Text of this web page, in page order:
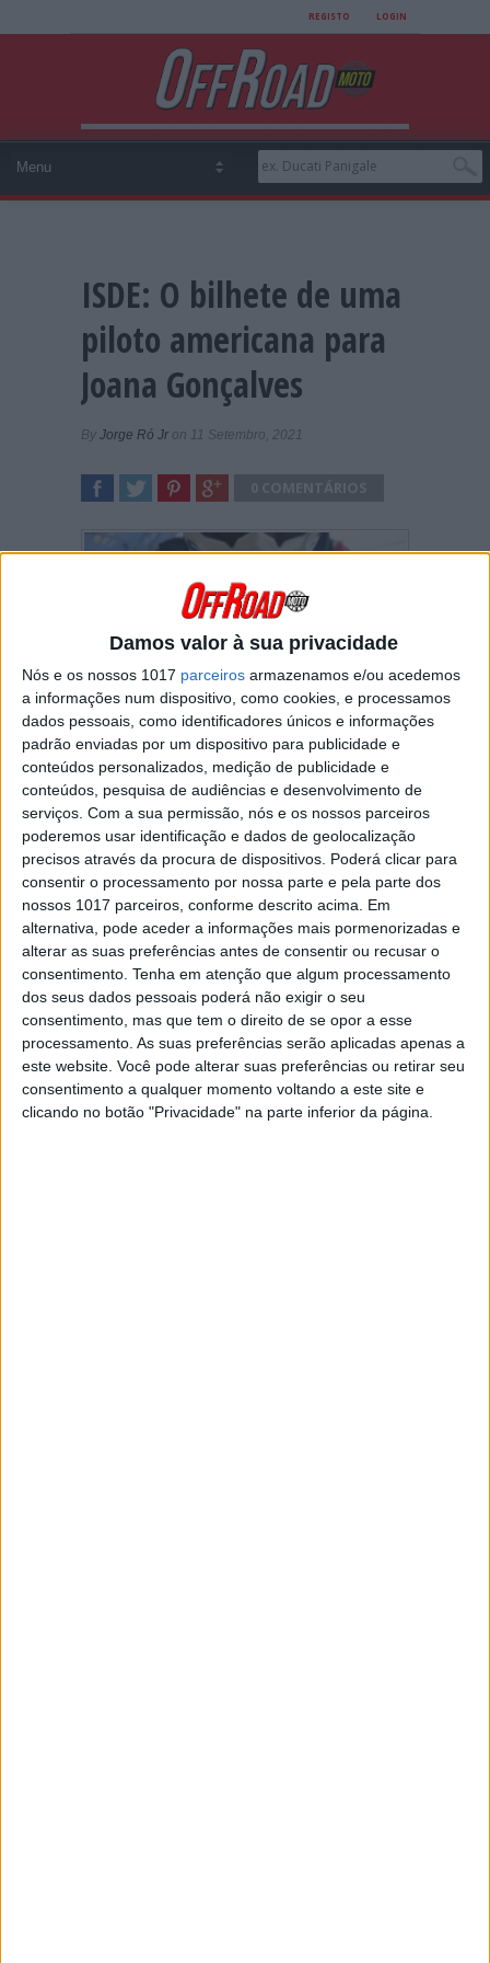
Damos valor à sua privacidade
Nós e os nossos 1017 parceiros armazenamos e/ou acedemos
a informações num dispositivo, como cookies, e processamos
dados pessoais, como identificadores únicos e informações
padrão enviadas por um dispositivo para publicidade e
conteúdos personalizados, medição de publicidade e
conteúdos, pesquisa de audiências e desenvolvimento de
serviços. Com a sua permissão, nós e os nossos parceiros
poderemos usar identificação e dados de geolocalização
precisos através da procura de dispositivos. Poderá clicar para
consentir o processamento por nossa parte e pela parte dos
nossos 1017 parceiros, conforme descrito acima. Em
alternativa, pode aceder a informações mais pormenorizadas e
alterar as suas preferências antes de consentir ou recusar o
consentimento. Tenha em atenção que algum processamento
dos seus dados pessoais poderá não exigir o seu
consentimento, mas que tem o direito de se opor a esse
processamento. As suas preferências serão aplicadas apenas a
este website. Você pode alterar suas preferências ou retirar seu
consentimento a qualquer momento voltando a este site e
clicando no botão "Privacidade" na parte inferior da página.
REGISTO LOGIN
ISDE: O bilhete de uma
piloto americana para
Joana Gonçalves
By Jorge Ró Jr on 11 Setembro, 2021
Nem só de momentos de competição “vive” a
prova mais antiga do motociclismo mundial, os
International Six Days Enduro!
No quinto e penúltimo dia do evento realizado
este ano em Itália,Joana Gonçalves recebeu
um “bilhete”escrito em português de uma
das suas adversárias americanas.
“Os Seis Dias são muito mais que uma
competição, pois além de todo o
companheirismo, em cada edição existem
muitas histórias como esta para contar”
disse a piloto da Husqvarna.
Continuar a ler